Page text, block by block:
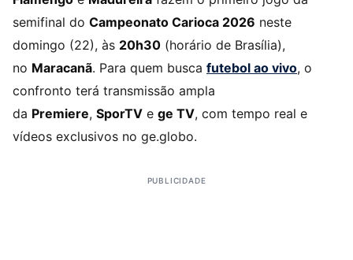
semifinal do Campeonato Carioca 2026 neste
domingo (22), às 20h30 (horário de Brasília),
no Maracanã. Para quem busca futebol ao vivo, o
confronto terá transmissão ampla
da Premiere, SporTV e ge TV, com tempo real e
vídeos exclusivos no ge.globo.
PUBLICIDADE